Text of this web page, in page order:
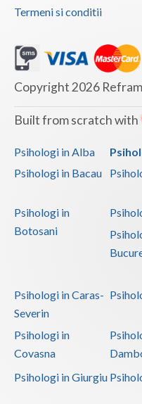
Examinari psihologice
Examinari psihologice
Examinari psihologice
Interventie
Interventie
Interventie
Interventie
(1)
Interventie
Interventie
Interventie
Interventie
Interventie
Interventie
Interventie
Logoterapie in
Termeni si conditii
Copyright 2026
Built from scratch with
Psihologi in Alba
Psihologi in Bacau
Psihologi in
Botosani
Psihologi in Caras-
Severin
Psihologi in
Covasna
Psihologi in Giurgiu